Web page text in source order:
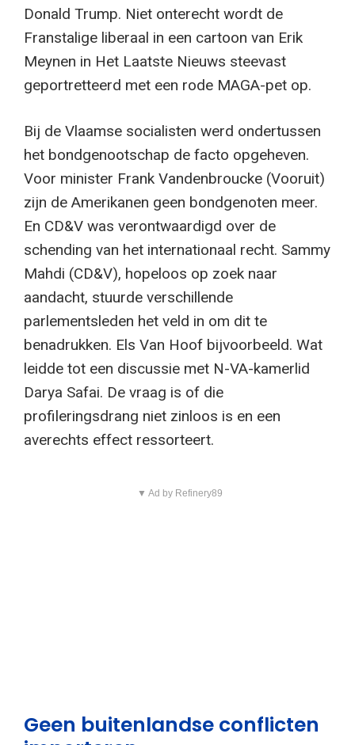
Donald Trump. Niet onterecht wordt de
Franstalige liberaal in een cartoon van Erik
Meynen in Het Laatste Nieuws steevast
geportretteerd met een rode MAGA-pet op.
Bij de Vlaamse socialisten werd ondertussen
het bondgenootschap de facto opgeheven.
Voor minister Frank Vandenbroucke (Vooruit)
zijn de Amerikanen geen bondgenoten meer.
En CD&V was verontwaardigd over de
schending van het internationaal recht. Sammy
Mahdi (CD&V), hopeloos op zoek naar
aandacht, stuurde verschillende
parlementsleden het veld in om dit te
benadrukken. Els Van Hoof bijvoorbeeld. Wat
leidde tot een discussie met N-VA-kamerlid
Darya Safai. De vraag is of die
profileringsdrang niet zinloos is en een
averechts effect ressorteert.
▼ Ad by Refinery89
Geen buitenlandse conflicten